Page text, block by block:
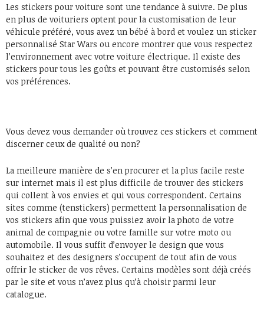
Les stickers pour voiture sont une tendance à suivre. De plus
en plus de voituriers optent pour la customisation de leur
véhicule préféré, vous avez un bébé à bord et voulez un sticker
personnalisé Star Wars ou encore montrer que vous respectez
l’environnement avec votre voiture électrique. Il existe des
stickers pour tous les goûts et pouvant être customisés selon
vos préférences.
Vous devez vous demander où trouvez ces stickers et comment
discerner ceux de qualité ou non?
La meilleure manière de s’en procurer et la plus facile reste
sur internet mais il est plus difficile de trouver des stickers
qui collent à vos envies et qui vous correspondent. Certains
sites comme (tenstickers) permettent la personnalisation de
vos stickers afin que vous puissiez avoir la photo de votre
animal de compagnie ou votre famille sur votre moto ou
automobile. Il vous suffit d’envoyer le design que vous
souhaitez et des designers s’occupent de tout afin de vous
offrir le sticker de vos rêves. Certains modèles sont déjà créés
par le site et vous n’avez plus qu’à choisir parmi leur
catalogue.